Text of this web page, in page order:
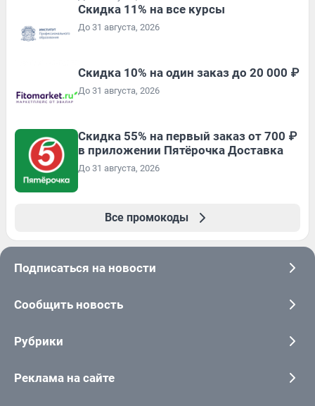
Скидка 11% на все курсы
До 31 августа, 2026
Скидка 10% на один заказ до 20 000 ₽
До 31 августа, 2026
Скидка 55% на первый заказ от 700 ₽
в приложении Пятёрочка Доставка
До 31 августа, 2026
Все промокоды
Подписаться на новости
Сообщить новость
Рубрики
Реклама на сайте